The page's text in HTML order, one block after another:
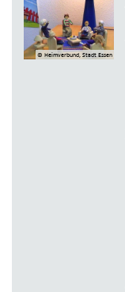
© Heimverbund, Stadt Essen